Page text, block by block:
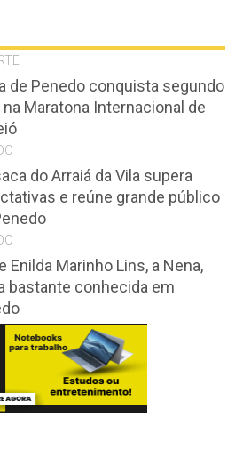
de Penedo conquista segundo
na Maratona Internacional de
do Arraiá da Vila supera
e reúne grande público
Enilda Marinho Lins, a Nena,
bastante conhecida em